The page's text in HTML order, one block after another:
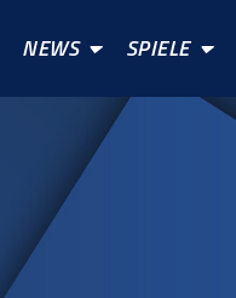
NEWS SPIELE